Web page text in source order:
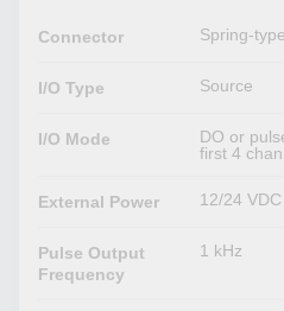
Connector Spring-
I/O Type Source
I/O Mode
DO or
first 4
External Power 12/24 VDC
Pulse Output
Frequency
1 kHz